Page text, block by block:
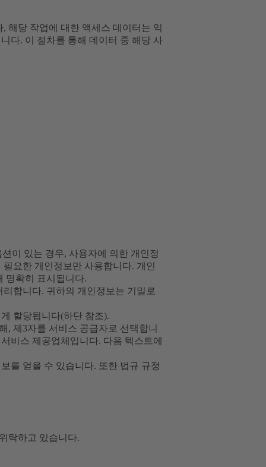
해당 작업에 대한 액세스 데이터는 익
다. 이 절차를 통해 데이터 중 해당 사
이 있는 경우, 사용자에 의한 개인정
요한 개인정보만 사용합니다. 개인
명확히 표시됩니다.
합니다. 귀하의 개인정보는 기밀로
할당됩니다(하단 참조).
, 제3자를 서비스 공급자로 선택합니
비스 제공업체입니다. 다음 텍스트에
를 얻을 수 있습니다. 또한 법규 규정
탁하고 있습니다.